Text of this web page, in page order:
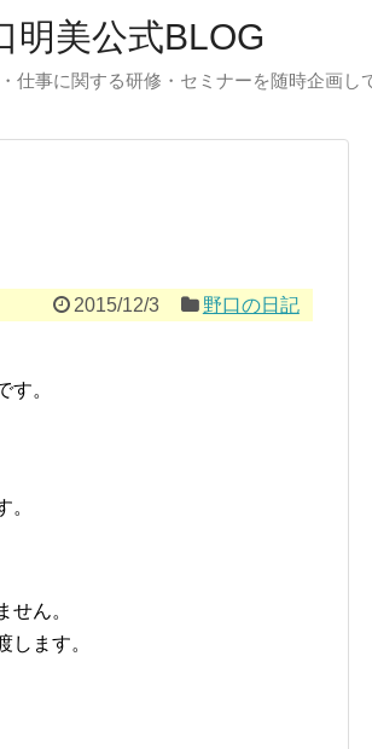
明美公式BLOG
仕事に関する研修・セミナーを随時企画し
2015/12/3 野口の日記
。
。
ん。
ます。